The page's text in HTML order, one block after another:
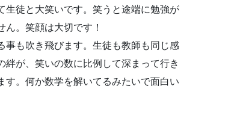
生徒と大笑いです。笑うと途端に勉強が
。笑顔は大切です！
事も吹き飛びます。生徒も教師も同じ感
が、笑いの数に比例して深まって行き
す。何か数学を解いてるみたいで面白い